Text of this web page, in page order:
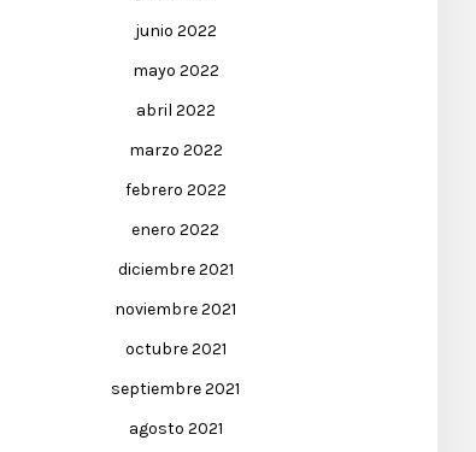
junio 2022
mayo 2022
abril 2022
marzo 2022
febrero 2022
enero 2022
diciembre 2021
noviembre 2021
octubre 2021
septiembre 2021
agosto 2021